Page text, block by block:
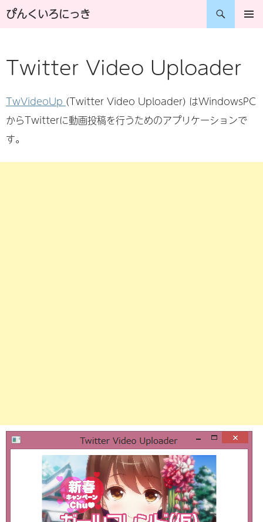
コ
ン
へ
ス
キ
ッ
ぴんくいろにっき
検
Twitter Video Uploader
TwVideoUp (Twitter Video Uploader) はWindowsPC
からTwitterに動画投稿を行うためのアプリケーションで
す。